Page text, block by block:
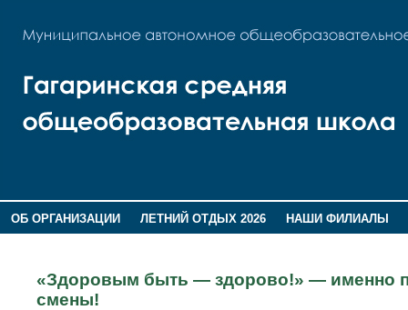
ОБ ОРГАНИЗАЦИИ ЛЕТНИЙ ОТДЫХ 2026
НАШИ ФИЛИАЛЫ
«Здоровым быть — здорово!» — именно
смены!